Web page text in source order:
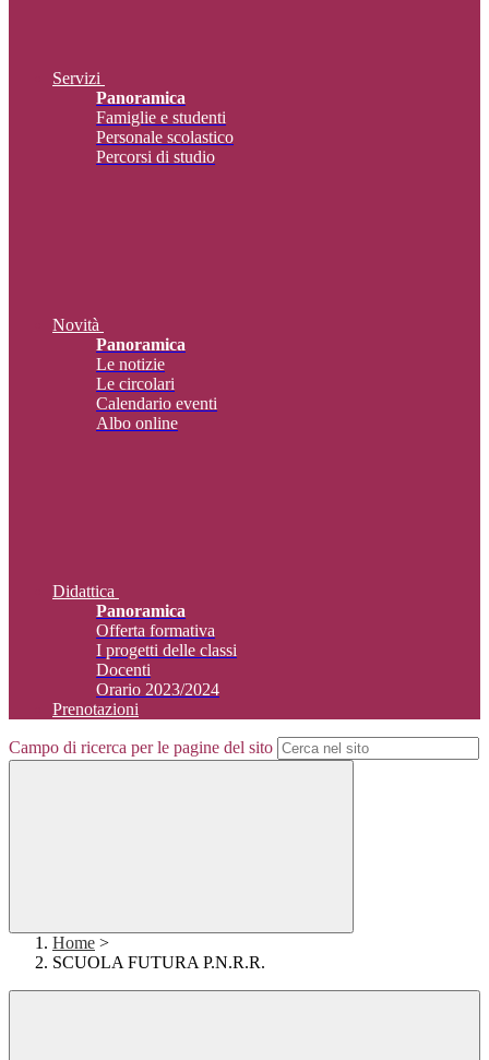
Servizi
Panoramica
Famiglie e studenti
Personale scolastico
Percorsi di studio
Novità
Panoramica
Le notizie
Le circolari
Calendario eventi
Albo online
Didattica
Panoramica
Offerta formativa
I progetti delle classi
Docenti
Orario 2023/2024
Prenotazioni
Campo di ricerca per le pagine del sito
Home >
SCUOLA FUTURA P.N.R.R.